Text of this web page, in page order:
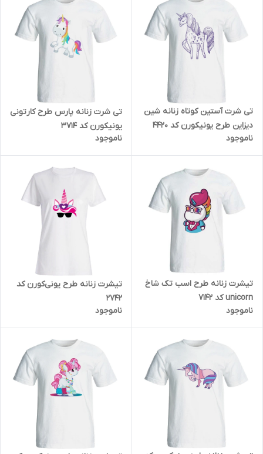
تی شرت آستین کوتاه زنانه شین
دیزاین طرح یونیکورن کد 4420
ناموجود
تی شرت زنانه پارس طرح کارتونی
یونیکورن کد 3714
ناموجود
تیشرت زنانه طرح اسب تک شاخ
unicorn کد 7142
ناموجود
تیشرت زنانه طرح یونی‌کورن کد
2742
ناموجود